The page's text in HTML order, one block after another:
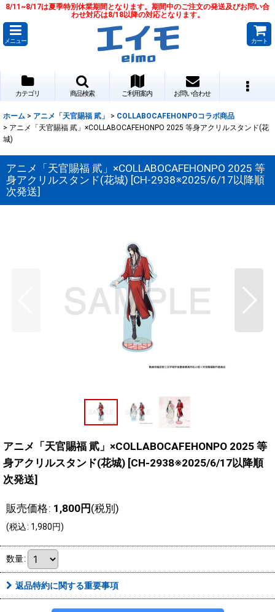
8/11~8/17は夏季特別休業期間となります。期間中のご注文の発送及びお問い合
わせ対応は8/18以降の対応となります。
メニュー カート
カテゴリ 商品検索 ご利用案内 お問い合わせ
ホーム > アニメ「天官賜福 貮」 > COLLABOCAFEHONPOコラボ商品
> アニメ「天官賜福 貮」×COLLABOCAFEHONPO 2025 等身アクリルスタンド(花
城)
アニメ「天官賜福 貮」×COLLABOCAFEHONPO 2025 等
身アクリルスタンド(花城) [CH-2938※2025/6/17以降順
次発送]
アニメ「天官賜福 貮」×COLLABOCAFEHONPO 2025 等
身アクリルスタンド(花城) [CH-2938※2025/6/17以降順
次発送]
販売価格: 1,800円 (税別)
(税込: 1,980円)
数量:
返品特約に関する重要事項